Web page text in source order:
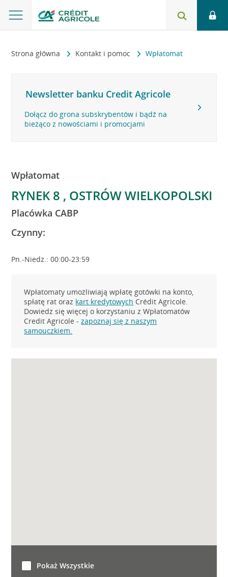
Strona główna Kontakt i pomoc Wpłatomat
Newsletter banku Credit Agricole
Dołącz do grona subskrybentów i bądź na
bieżąco z nowościami i promocjami
Wpłatomat
RYNEK 8 , OSTRÓW WIELKOPOLSKI
Placówka CABP
Czynny:
Pn.-Niedz.: 00:00-23:59
Wpłatomaty umożliwiają wpłatę gotówki na konto,
spłatę rat oraz kart kredytowych Crédit Agricole.
Dowiedz się więcej o korzystaniu z Wpłatomatów
Credit Agricole -zapoznaj się z naszym
samouczkiem.
Pokaż Wszystkie